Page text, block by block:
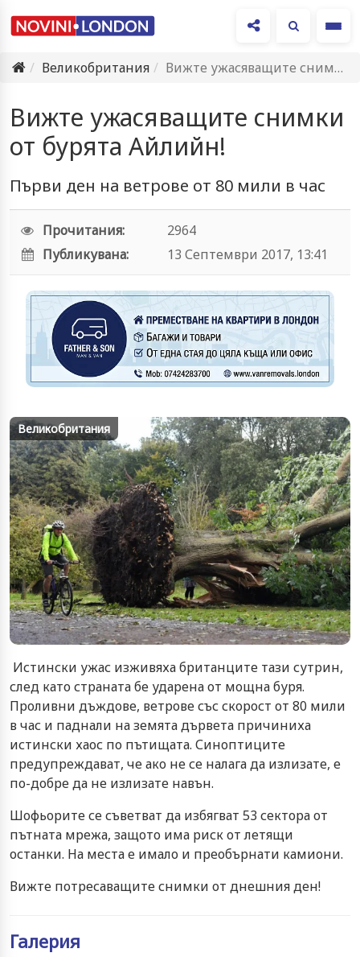
Великобритания
Вижте ужасяващите снимки от бурята Айлийн!
Вижте ужасяващите снимки
от бурята Айлийн!
Първи ден на ветрове от 80 мили в час
Прочитания:
2964
Публикувана:
13 Септември 2017, 13:41
Великобритания
Истински ужас изживяха британците тази сутрин,
след като страната бе ударена от мощна буря.
Проливни дъждове, ветрове със скорост от 80 мили
в час и паднали на земята дървета причиниха
истински хаос по пътищата. Синоптиците
предупреждават, че ако не се налага да излизате, е
по-добре да не излизате навън.
Шофьорите се съветват да избягват 53 сектора от
пътната мрежа, защото има риск от летящи
останки. На места е имало и преобърнати камиони.
Вижте потресаващите снимки от днешния ден!
Галерия